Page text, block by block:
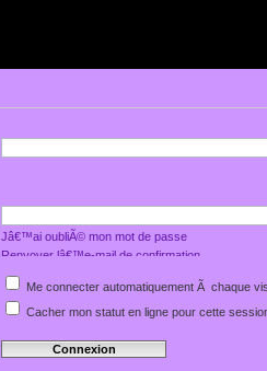
Jâ€™ai oubliÃ© mon mot de passe
Renvoyer lâ€™e-mail de confirmation
Me connecter automatiquement Ã chaque
Cacher mon statut en ligne pour cette